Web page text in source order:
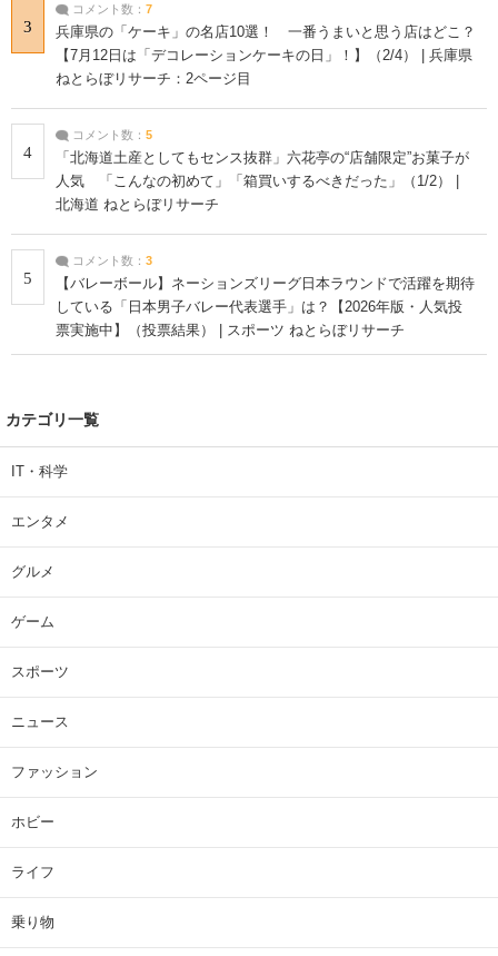
3
コメント数： 7
兵庫県の「ケーキ」の名店10選！ 一番うまいと思う店はどこ？
【7月12日は「デコレーションケーキの日」！】（2/4） | 兵庫県
ねとらぼリサーチ：2ページ目
4
コメント数： 5
「北海道土産としてもセンス抜群」六花亭の“店舗限定”お菓子が
人気 「こんなの初めて」「箱買いするべきだった」（1/2） |
北海道 ねとらぼリサーチ
5
コメント数： 3
【バレーボール】ネーションズリーグ日本ラウンドで活躍を期待
している「日本男子バレー代表選手」は？【2026年版・人気投
票実施中】（投票結果） | スポーツ ねとらぼリサーチ
カテゴリ一覧
IT・科学
エンタメ
グルメ
ゲーム
スポーツ
ニュース
ファッション
ホビー
ライフ
乗り物